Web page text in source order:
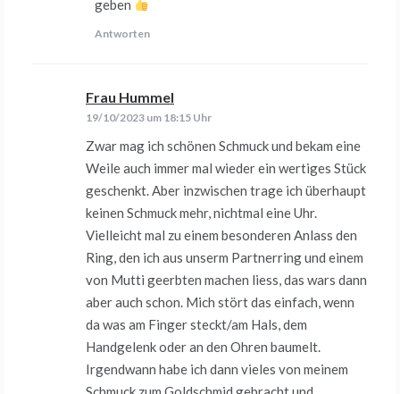
geben
Antworten
Frau Hummel
19/10/2023 um 18:15 Uhr
Zwar mag ich schönen Schmuck und bekam eine
Weile auch immer mal wieder ein wertiges Stück
geschenkt. Aber inzwischen trage ich überhaupt
keinen Schmuck mehr, nichtmal eine Uhr.
Vielleicht mal zu einem besonderen Anlass den
Ring, den ich aus unserm Partnerring und einem
von Mutti geerbten machen liess, das wars dann
aber auch schon. Mich stört das einfach, wenn
da was am Finger steckt/am Hals, dem
Handgelenk oder an den Ohren baumelt.
Irgendwann habe ich dann vieles von meinem